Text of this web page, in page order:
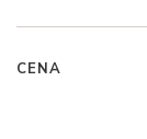
CENA